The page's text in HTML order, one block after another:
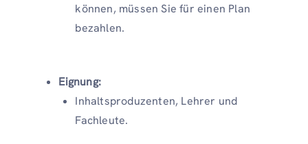
können, müssen Sie für einen Plan
bezahlen.
Eignung:
Inhaltsproduzenten, Lehrer und
Fachleute.